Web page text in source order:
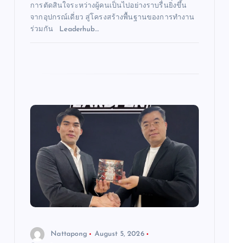
การตัดสินใจระหว่างผู้คนเป็นไปอย่างราบรื่นยิ่งขึ้น
จากอุปกรณ์เดี่ยว สู่โครงสร้างพื้นฐานของการทำงาน
ร่วมกัน Leaderhub…
Nattapong
August 5, 2026